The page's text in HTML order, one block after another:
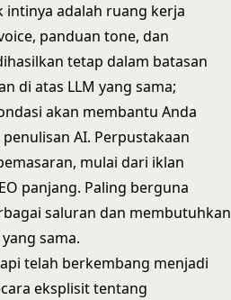
intinya adalah ruang kerja
panduan tone, dan
tetap dalam batasan
di atas LLM yang sama;
akan membantu Anda
AI. Perpustakaan
mulai dari iklan
panjang. Paling berguna
saluran dan membutuhkan
sama.
telah berkembang menjadi
eksplisit tentang